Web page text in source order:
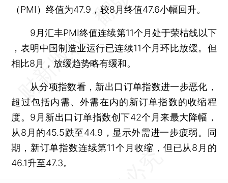
（PMI）终值为47.9，较8月终值47.6小幅回升。
9月汇丰PMI终值连续第11个月处于荣枯线以下
，表明中国制造业运行已连续11个月环比放缓。但
相比8月，放缓趋势略有缓和。
从分项指数看，新出口订单指数进一步恶化，
超过包括内需、外需在内的新订单指数的收缩程
度。9月新出口订单指数创下42个月来最大降幅，
从8月的45.5跌至44.9，显示外需进一步疲弱。同
期，新订单指数连续第11个月收缩，但已从8月的
46.1升至47.3。